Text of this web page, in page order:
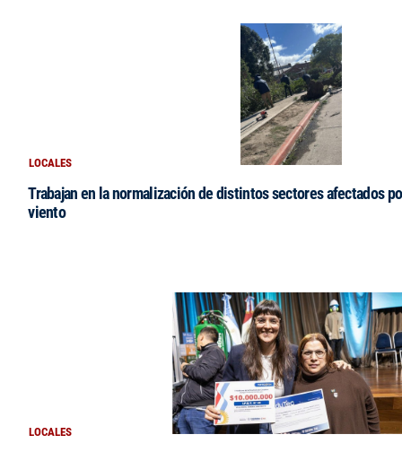
LOCALES
Trabajan en la normalización de distintos sectores afectados
viento
LOCALES